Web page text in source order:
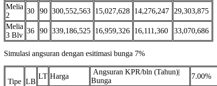
Melia
2
30 90 300,552,563 15,027,628 14,276,247
29,303,875
Melia
3 Blv
36 90 339,186,525 16,959,326 16,111,360 33,070,686
Simulasi angsuran dengan esitimasi bunga 7%
Tipe LB
LT Harga
Angsuran KPR/bln (Tahun)|
Bunga
7.00%